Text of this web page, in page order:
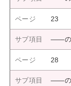
23
――の
28
――の